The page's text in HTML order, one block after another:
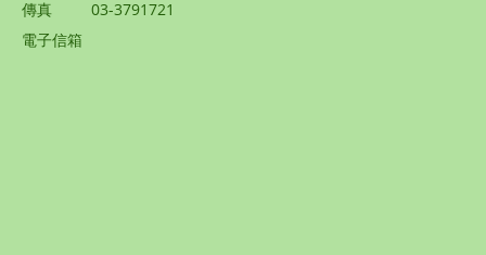
傳真
03-3791721
電子信箱